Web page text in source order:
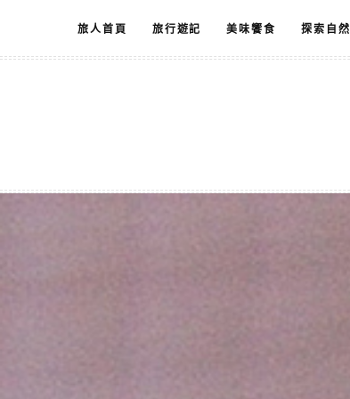
主
旅人首頁 旅行遊記 美味饗食 探索自然